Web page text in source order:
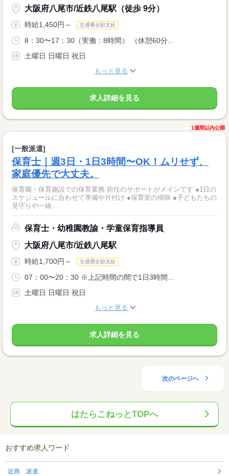
大阪府八尾市/近鉄八尾駅（徒歩 9分）
時給1,450円～ 交通費全額支給
8：30〜17：30（実働：8時間） （休憩60分...
土曜日 日曜日 祝日
もっと見る
求人詳細を見る
1週間以内公開
[一般派遣]
保育士｜週3日・1日3時間〜OK！ムリせず、
家庭優先で大丈夫。
保育園・保育施設での保育業務 担任のサポートがメインです ●1日の
スケジュールに合わせて準備や片付け ●保育室の掃除 ●子どもたちの
見守りや一緒...
保育士・幼稚園教諭・学童保育指導員
大阪府八尾市/近鉄八尾駅
時給1,700円～ 交通費全額支給
07：00〜20：30 ※上記時間の間で1日3時間...
土曜日 日曜日 祝日
もっと見る
求人詳細を見る
次のページへ
はたらこねっとTOPへ
おすすめ求人ワード
近商 派遣